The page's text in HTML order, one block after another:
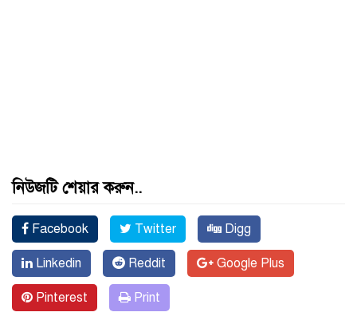
নিউজটি শেয়ার করুন..
Facebook Twitter Digg
Linkedin Reddit Google Plus
Pinterest Print